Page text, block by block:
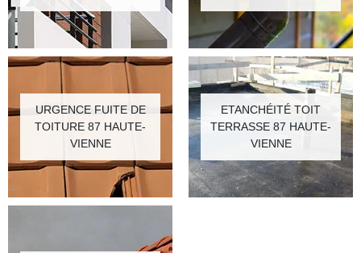
URGENCE FUITE DE
TOITURE 87 HAUTE-
VIENNE
ETANCHÉITÉ TOIT
TERRASSE 87 HAUTE-
VIENNE